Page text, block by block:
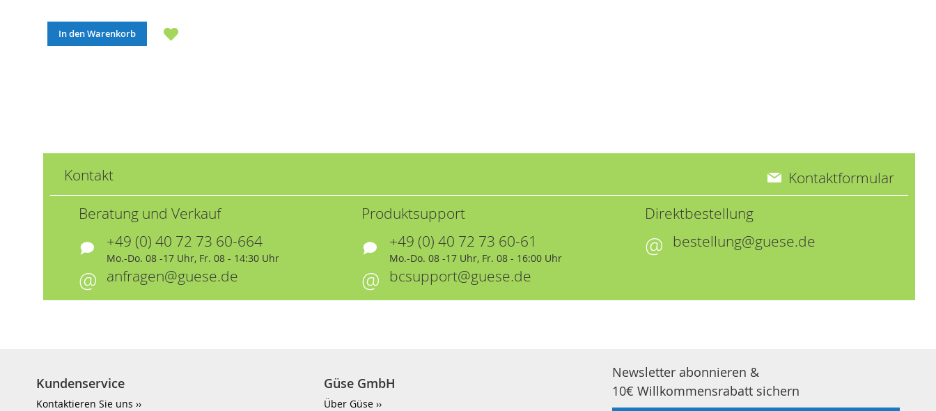
In den Warenkorb
Kontakt
Kontaktformular
Beratung und Verkauf
+49 (0) 40 72 73 60-664
Mo.-Do. 08 -17 Uhr, Fr. 08 - 14:30 Uhr
anfragen@guese.de
Produktsupport
+49 (0) 40 72 73 60-61
Mo.-Do. 08 -17 Uhr, Fr. 08 - 16:00 Uhr
bcsupport@guese.de
Direktbestellung
bestellung@guese.de
Kundenservice
Kontaktieren Sie uns
Güse GmbH
Über Güse
Newsletter abonnieren &
10€ Willkommensrabatt sichern